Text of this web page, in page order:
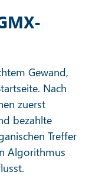
Gewand,
Nach
zuerst
bezahlte
Treffer
Algorithmus